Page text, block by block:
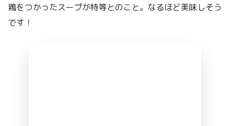
鶏をつかったスープが特等とのこと。なるほど美味しそう
です！